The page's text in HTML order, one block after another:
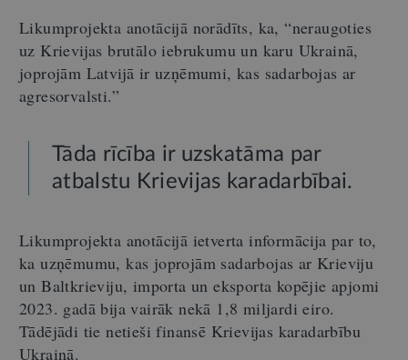
Likumprojekta anotācijā norādīts, ka, “neraugoties
uz Krievijas brutālo iebrukumu un karu Ukrainā,
joprojām Latvijā ir uzņēmumi, kas sadarbojas ar
agresorvalsti.”
Tāda rīcība ir uzskatāma par
atbalstu Krievijas karadarbībai.
Likumprojekta anotācijā ietverta informācija par to,
ka uzņēmumu, kas joprojām sadarbojas ar Krieviju
un Baltkrieviju, importa un eksporta kopējie apjomi
2023. gadā bija vairāk nekā 1,8 miljardi eiro.
Tādējādi tie netieši finansē Krievijas karadarbību
Ukrainā.